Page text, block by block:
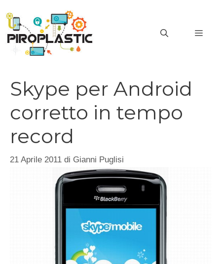
contenuto
Skype per Android
corretto in tempo
record
21 Aprile 2011 di Gianni Puglisi